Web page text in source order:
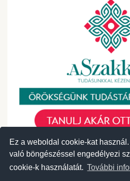
Ez a weboldal cookie-kat
való böngészéssel engedélyezi
cookie-k használatát. További
Ez a weboldal cookie-kat
való böngészéssel engedélyezi
cookie-k használatát. További